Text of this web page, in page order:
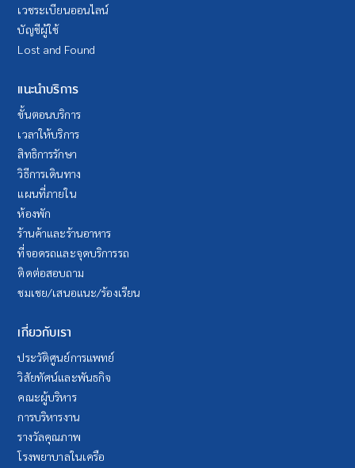
เวชระเบียนออนไลน์
บัญชีผู้ใช้
Lost and Found
แนะนำบริการ
ขั้นตอนบริการ
เวลาให้บริการ
สิทธิการรักษา
วิธีการเดินทาง
แผนที่ภายใน
ห้องพัก
ร้านค้าและร้านอาหาร
ที่จอดรถและจุดบริการรถ
ติดต่อสอบถาม
ชมเชย/เสนอแนะ/ร้องเรียน
เกี่ยวกับเรา
ประวัติศูนย์การแพทย์
วิสัยทัศน์และพันธกิจ
คณะผู้บริหาร
การบริหารงาน
รางวัลคุณภาพ
โรงพยาบาลในเครือ